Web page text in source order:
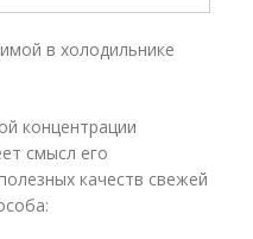
в холодильнике
концентрации
смысл его
качеств свежей